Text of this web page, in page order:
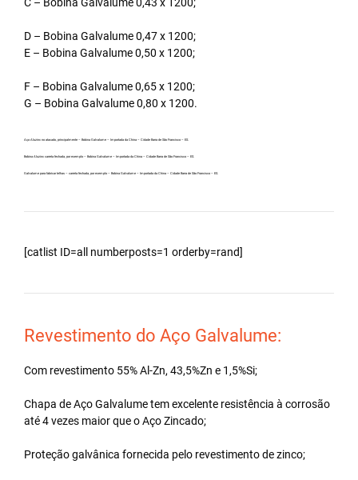
D – Bobina Galvalume 0,47 x 1200;
E – Bobina Galvalume 0,50 x 1200;
F – Bobina Galvalume 0,65 x 1200;
G – Bobina Galvalume 0,80 x 1200.
Aço Aluzinc no atacado, principalmente – Bobina Galvalume – Importada da China – Cidade Barra de São Francisco – ES.
Bobina Aluzinc carreta fechada, por exemplo – Bobina Galvalume – Importada da China – Cidade Barra de São Francisco – ES.
Galvalume para fabricar telhas – carreta fechada, por exemplo – Bobina Galvalume – Importada da China – Cidade Barra de São Francisco – ES.
[catlist ID=all numberposts=1 orderby=rand]
Revestimento do Aço Galvalume:
Com revestimento 55% Al-Zn, 43,5%Zn e 1,5%Si;
Chapa de Aço Galvalume tem excelente resistência à corrosão
até 4 vezes maior que o Aço Zincado;
Proteção galvânica fornecida pelo revestimento de zinco;